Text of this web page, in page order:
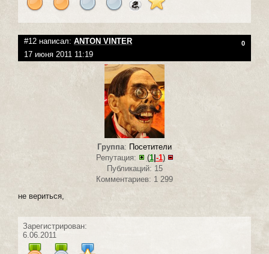
#12 написал: ANTON VINTER 0
17 июня 2011 11:19
Группа: Посетители
Репутация:
(1|-1)
Публикаций: 15
Комментариев: 1 299
не вериться,
Зарегистрирован:
6.06.2011